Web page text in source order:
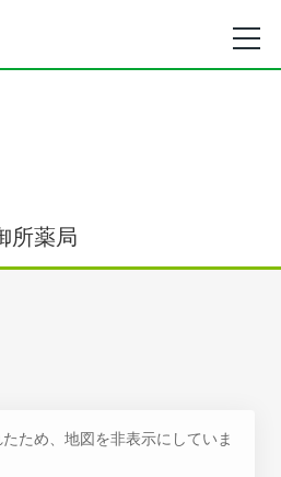
所薬局
ため、地図を非表示にしていま